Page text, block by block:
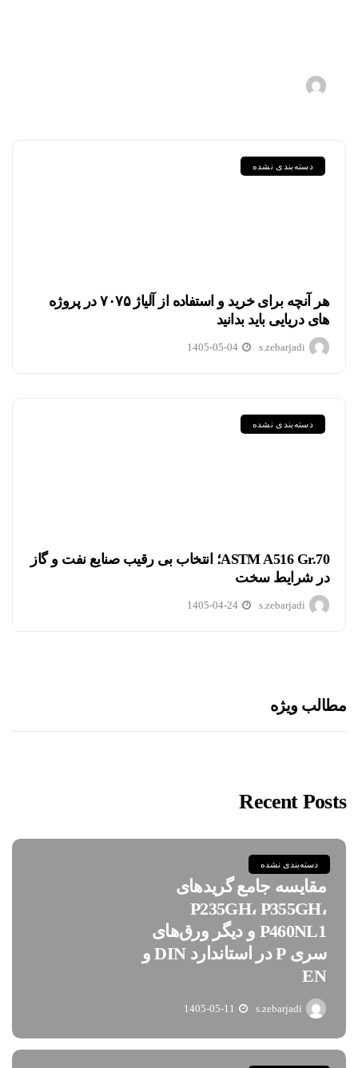
دسته‌بندی نشده
هر آنچه برای خرید و استفاده از آلیاژ ۷۰۷۵ در پروژه
های دریایی باید بدانید
s.zebarjadi
1405-05-04
دسته‌بندی نشده
ASTM A516 Gr.70؛ انتخاب بی رقیب صنایع نفت و گاز
در شرایط سخت
s.zebarjadi
1405-04-24
مطالب ویژه
Recent Posts
دسته‌بندی نشده
مقایسه جامع گریدهای
P235GH، P355GH،
P460NL1 و دیگر ورق‌های
سری P در استاندارد DIN و
EN
s.zebarjadi
1405-05-11